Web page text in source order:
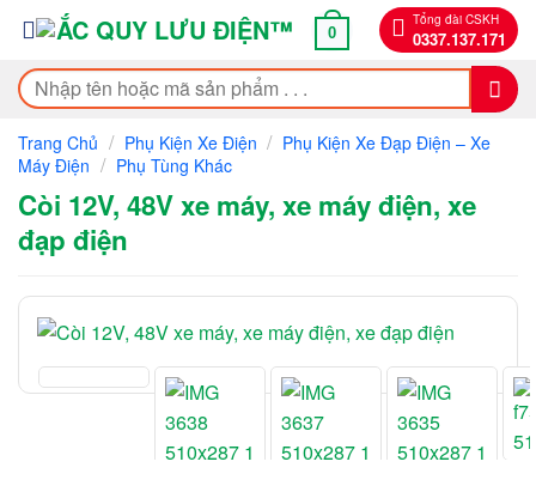
qua
nội
dung
0
Tổng đài CSKH
0337.137.171
Tìm
kiếm:
Trang Chủ / Phụ Kiện Xe Điện / Phụ Kiện Xe Đạp Điện – Xe
Máy Điện / Phụ Tùng Khác
Còi 12V, 48V xe máy, xe máy điện, xe
đạp điện